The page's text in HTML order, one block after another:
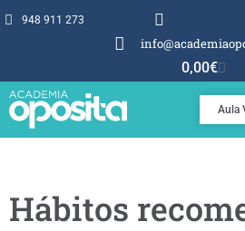
948 911 273
0,00€
Aula
Hábitos